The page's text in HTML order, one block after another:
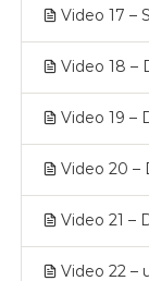
Video 17 –
Video 18 –
Video 19 –
Video 20 –
Video 21 –
Video 22 –